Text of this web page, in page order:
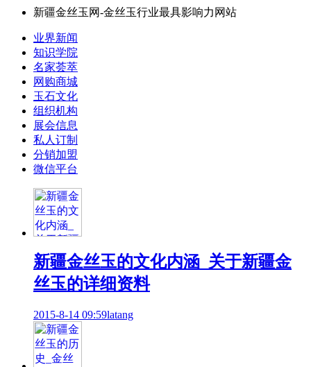
新疆金丝玉网-金丝玉行业最具影响力网站
业界新闻
知识学院
名家荟萃
网购商城
玉石文化
组织机构
展会信息
私人订制
分销加盟
微信平台
新疆金丝玉的文化内涵_关于新疆金
丝玉的详细资料
2015-8-14 09:59latang